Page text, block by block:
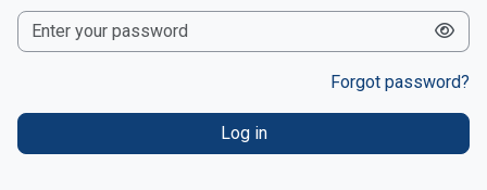
Forgot password?
Log in